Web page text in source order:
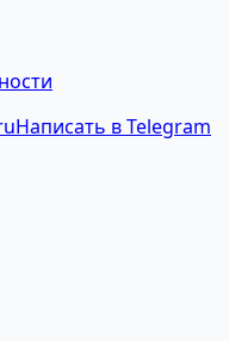
Написать в Telegram